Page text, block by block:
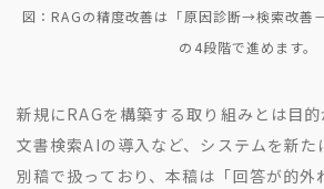
図：RAGの精度改善は「原因診断→検索改善
の4段階で進めます。
新規にRAGを構築する取り組みとは目
文書検索AIの導入など、システムを新た
別稿で扱っており、本稿は「回答が的外